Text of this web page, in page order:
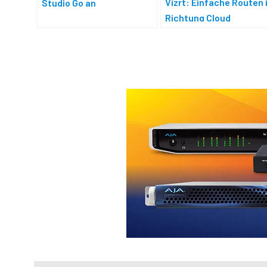
Studio Go an
Vizrt: Einfache Routen
Richtung Cloud